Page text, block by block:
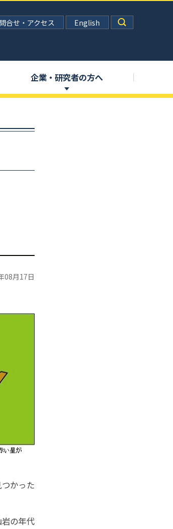
合せ・アクセス English
企業・ 研究者の方へ
08月17日
かった
の年代